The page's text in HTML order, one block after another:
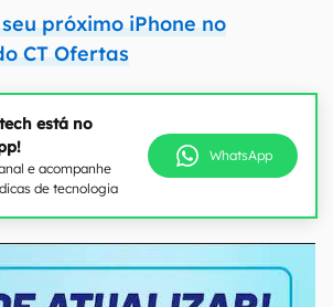
seu próximo iPhone no
CT Ofertas
está no
e acompanhe
de tecnologia
WhatsApp